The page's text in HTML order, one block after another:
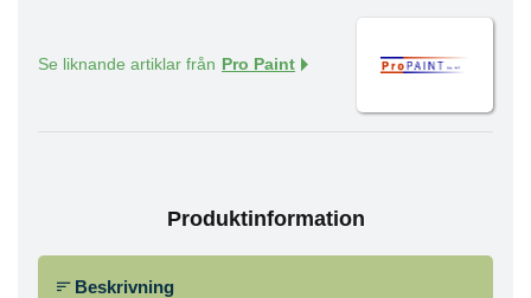
Se liknande artiklar från Pro Paint
Produktinformation
Beskrivning